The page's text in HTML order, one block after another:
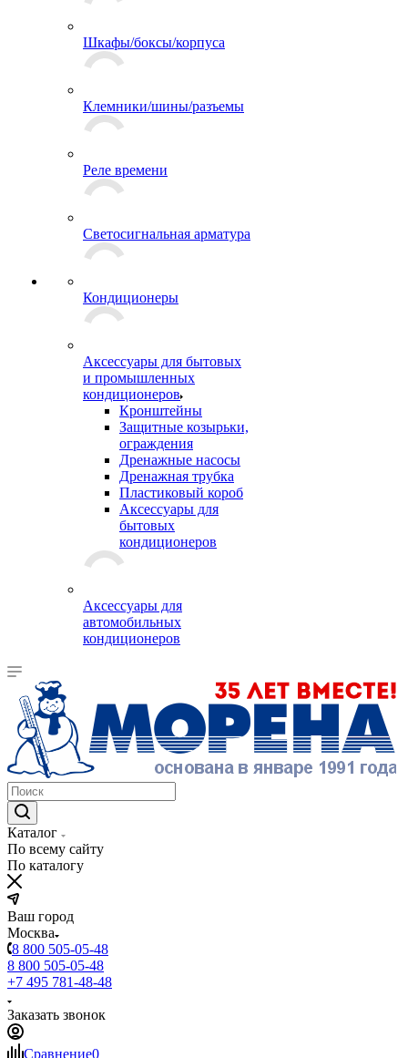
Шкафы/боксы/корпуса
Клемники/шины/разъемы
Реле времени
Светосигнальная арматура
Кондиционеры
Аксессуары для бытовых
и промышленных
кондиционеров
Кронштейны
Защитные козырьки,
ограждения
Дренажные насосы
Дренажная трубка
Пластиковый короб
Аксессуары для
бытовых
кондиционеров
Аксессуары для
автомобильных
кондиционеров
Каталог
По всему сайту
По каталогу
Ваш город
Москва
8 800 505-05-48
8 800 505-05-48
+7 495 781-48-48
Заказать звонок
Сравнение0